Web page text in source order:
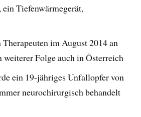
Tiefenwärmegerät,
im August 2014 an
weiterer Folge auch in Österreich
ein 19-jähriges Unfallopfer von
neurochirurgisch behandelt